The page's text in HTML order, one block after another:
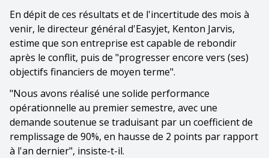
En dépit de ces résultats et de l'incertitude des mois à
venir, le directeur général d'Easyjet, Kenton Jarvis,
estime que son entreprise est capable de rebondir
après le conflit, puis de "progresser encore vers (ses)
objectifs financiers de moyen terme".
"Nous avons réalisé une solide performance
opérationnelle au premier semestre, avec une
demande soutenue se traduisant par un coefficient de
remplissage de 90%, en hausse de 2 points par rapport
à l'an dernier", insiste-t-il.